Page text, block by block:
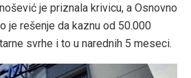
je priznala krivicu, a Osnovno
je rešenje da kaznu od 50.000
svrhe i to u narednih 5 meseci.